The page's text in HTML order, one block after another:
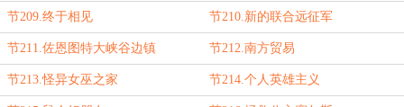
节209.终于相见 节210.新的联合远征军
节211.佐恩图特大峡谷边镇 节212.南方贸易
节213.怪异女巫之家 节214.个人英雄主义